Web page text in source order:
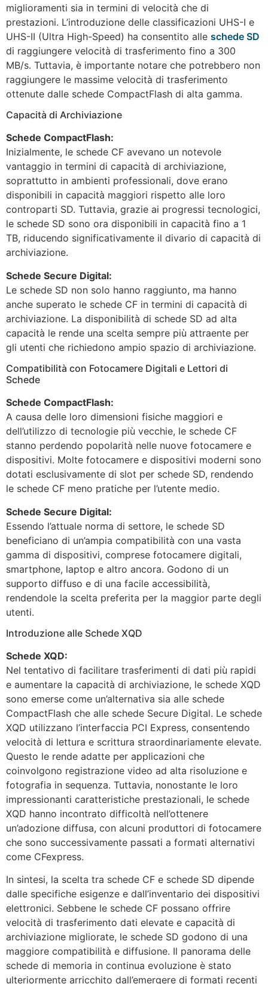
miglioramenti sia in termini di velocità che di
prestazioni. L’introduzione delle classificazioni UHS-I e
UHS-II (Ultra High-Speed) ha consentito alle schede SD
di raggiungere velocità di trasferimento fino a 300
MB/s. Tuttavia, è importante notare che potrebbero non
raggiungere le massime velocità di trasferimento
ottenute dalle schede CompactFlash di alta gamma.
Capacità di Archiviazione
Schede CompactFlash:
Inizialmente, le schede CF avevano un notevole
vantaggio in termini di capacità di archiviazione,
soprattutto in ambienti professionali, dove erano
disponibili in capacità maggiori rispetto alle loro
controparti SD. Tuttavia, grazie ai progressi tecnologici,
le schede SD sono ora disponibili in capacità fino a 1
TB, riducendo significativamente il divario di capacità di
archiviazione.
Schede Secure Digital:
Le schede SD non solo hanno raggiunto, ma hanno
anche superato le schede CF in termini di capacità di
archiviazione. La disponibilità di schede SD ad alta
capacità le rende una scelta sempre più attraente per
gli utenti che richiedono ampio spazio di archiviazione.
Compatibilità con Fotocamere Digitali e Lettori di
Schede
Schede CompactFlash:
A causa delle loro dimensioni fisiche maggiori e
dell’utilizzo di tecnologie più vecchie, le schede CF
stanno perdendo popolarità nelle nuove fotocamere e
dispositivi. Molte fotocamere e dispositivi moderni sono
dotati esclusivamente di slot per schede SD, rendendo
le schede CF meno pratiche per l’utente medio.
Schede Secure Digital:
Essendo l’attuale norma di settore, le schede SD
beneficiano di un’ampia compatibilità con una vasta
gamma di dispositivi, comprese fotocamere digitali,
smartphone, laptop e altro ancora. Godono di un
supporto diffuso e di una facile accessibilità,
rendendole la scelta preferita per la maggior parte degli
utenti.
Introduzione alle Schede XQD
Schede XQD:
Nel tentativo di facilitare trasferimenti di dati più rapidi
e aumentare la capacità di archiviazione, le schede XQD
sono emerse come un’alternativa sia alle schede
CompactFlash che alle schede Secure Digital. Le schede
XQD utilizzano l’interfaccia PCI Express, consentendo
velocità di lettura e scrittura straordinariamente elevate.
Questo le rende adatte per applicazioni che
coinvolgono registrazione video ad alta risoluzione e
fotografia in sequenza. Tuttavia, nonostante le loro
impressionanti caratteristiche prestazionali, le schede
XQD hanno incontrato difficoltà nell’ottenere
un’adozione diffusa, con alcuni produttori di fotocamere
che sono successivamente passati a formati alternativi
come CFexpress.
In sintesi, la scelta tra schede CF e schede SD dipende
dalle specifiche esigenze e dall’inventario dei dispositivi
elettronici. Sebbene le schede CF possano offrire
velocità di trasferimento dati elevate e capacità di
archiviazione migliorate, le schede SD godono di una
maggiore compatibilità e diffusione. Il panorama delle
schede di memoria in continua evoluzione è stato
ulteriormente arricchito dall’emergere di formati recenti